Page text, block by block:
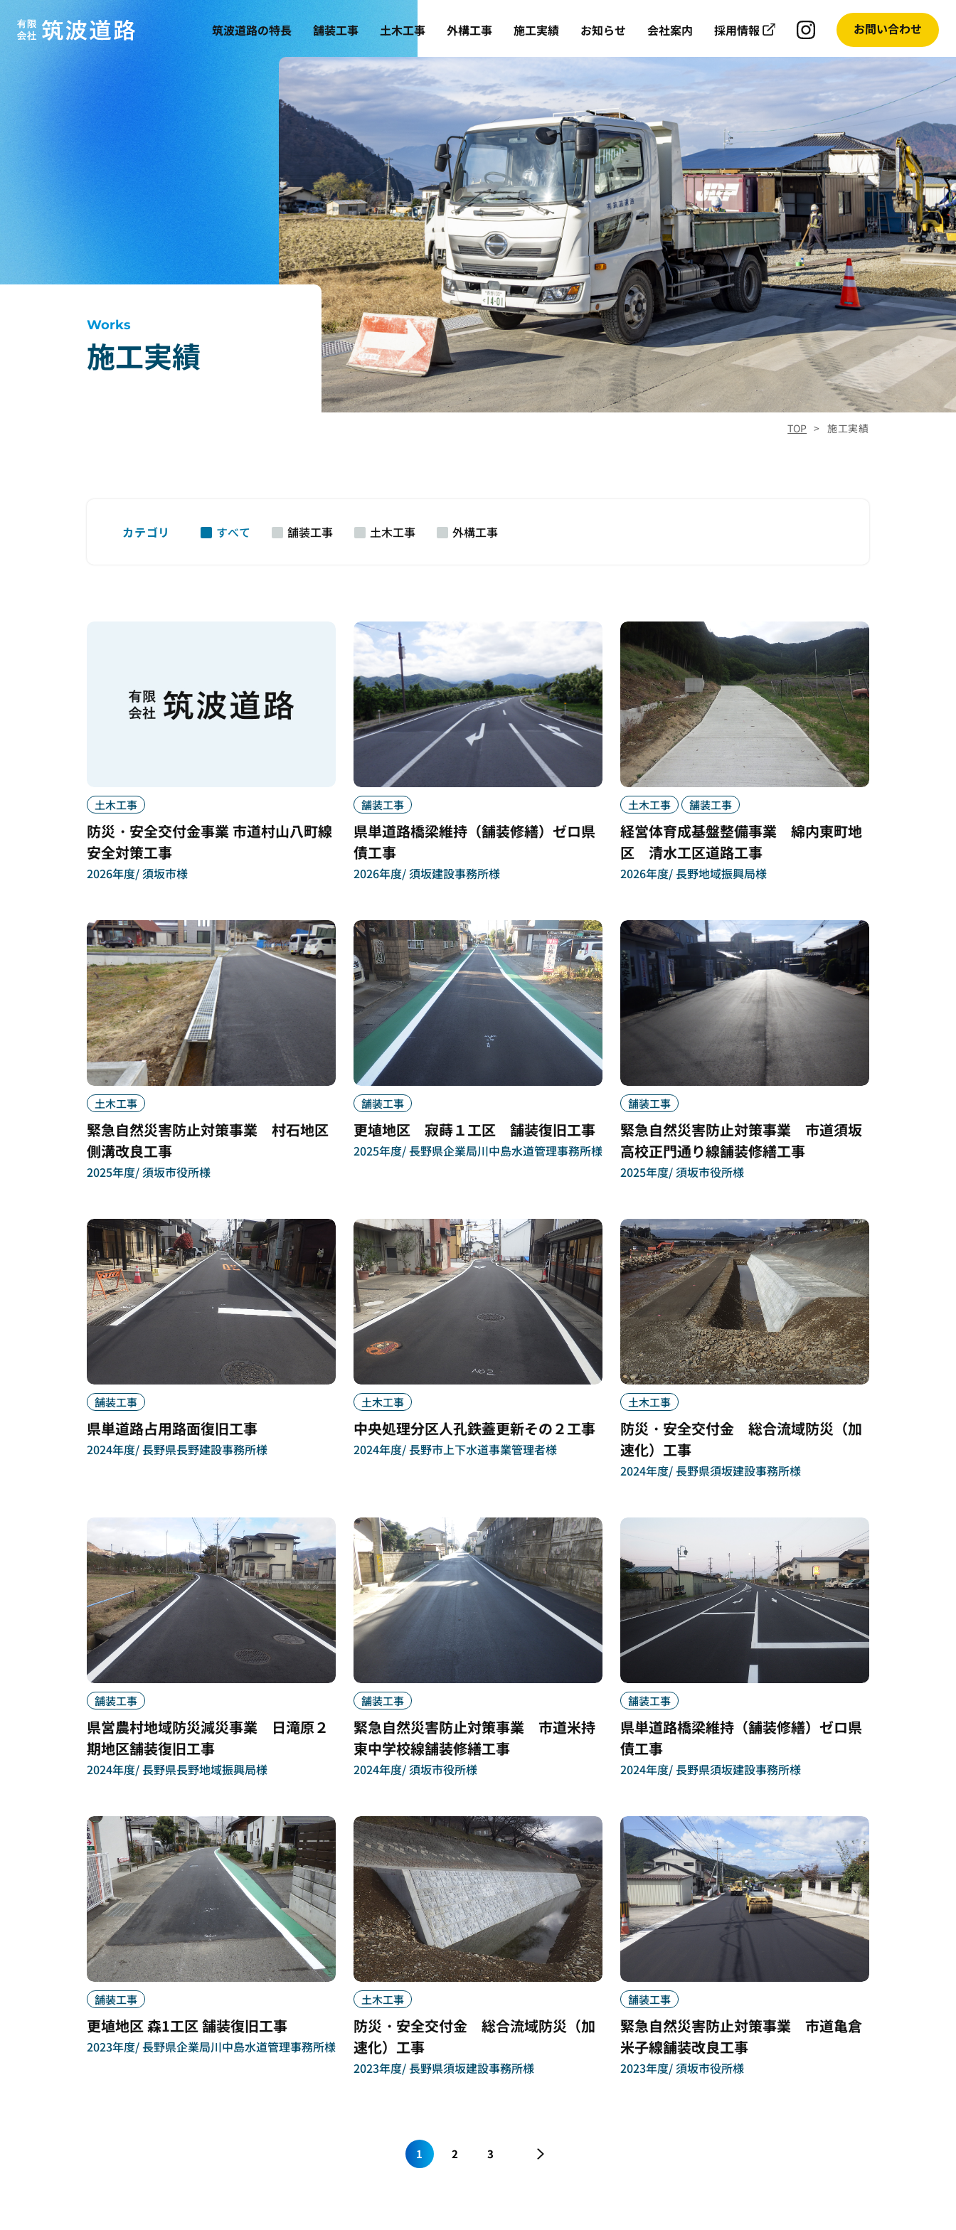
筑波道路の特長 舗装工事 土木工事 外構工事 施工実績 お知らせ 会社案内 採用情報 お問い合わせ
Works
施工実績
TOP 施工実績
カテゴリ すべて 舗装工事 土木工事 外構工事
土木工事
防災・安全交付金事業 市道村山八町線
安全対策工事
2026年度 須坂市様
舗装工事
県単道路橋梁維持（舗装修繕）ゼロ県
債工事
2026年度 須坂建設事務所様
土木工事 舗装工事
経営体育成基盤整備事業 綿内東町地
区 清水工区道路工事
2026年度 長野地域振興局様
土木工事
緊急自然災害防止対策事業 村石地区
側溝改良工事
2025年度 須坂市役所様
舗装工事
更埴地区 寂蒔１工区 舗装復旧工事
2025年度 長野県企業局川中島水道管理事務所様
舗装工事
緊急自然災害防止対策事業 市道須坂
高校正門通り線舗装修繕工事
2025年度 須坂市役所様
舗装工事
県単道路占用路面復旧工事
2024年度 長野県長野建設事務所様
土木工事
中央処理分区人孔鉄蓋更新その２工事
2024年度 長野市上下水道事業管理者様
土木工事
防災・安全交付金 総合流域防災（加
速化）工事
2024年度 長野県須坂建設事務所様
舗装工事
県営農村地域防災減災事業 日滝原２
期地区舗装復旧工事
2024年度 長野県長野地域振興局様
舗装工事
緊急自然災害防止対策事業 市道米持
東中学校線舗装修繕工事
2024年度 須坂市役所様
舗装工事
県単道路橋梁維持（舗装修繕）ゼロ県
債工事
2024年度 長野県須坂建設事務所様
舗装工事
更埴地区 森1工区 舗装復旧工事
2023年度 長野県企業局川中島水道管理事務所様
土木工事
防災・安全交付金 総合流域防災（加
速化）工事
2023年度 長野県須坂建設事務所様
舗装工事
緊急自然災害防止対策事業 市道亀倉
米子線舗装改良工事
2023年度 須坂市役所様
1 2 3 »